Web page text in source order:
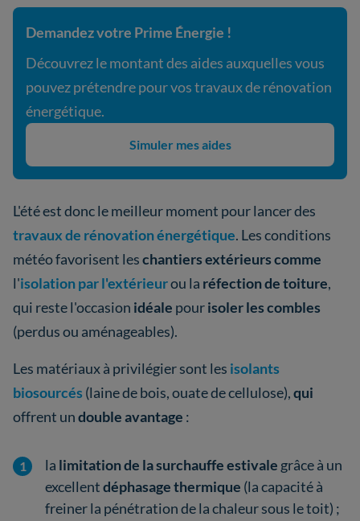
Demandez votre Prime Énergie !
Découvrez le montant des aides auxquelles vous
pouvez prétendre pour vos travaux de rénovation
énergétique.
Simuler mes aides
L'été est donc le meilleur moment pour lancer des
travaux de rénovation énergétique. Les conditions
météo favorisent leschantiers extérieurs comme
l'isolation par l'extérieurou la réfection de toiture,
qui reste l'occasion idéale pourisoler les combles
(perdus ou aménageables).
Les matériaux à privilégier sont les isolants
biosourcés (laine de bois, ouate de cellulose),qui
offrent undouble avantage :
la limitation de lasurchauffe estivale grâce à un
excellentdéphasage thermique (la capacité à
freiner la pénétration de la chaleur sous le toit) ;